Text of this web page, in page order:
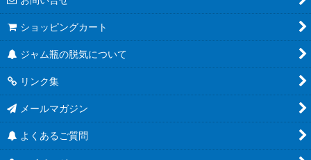
角びん全て
マヨネーズびん
お酒のテイクアウト容器
人気のハーバリウム瓶
ショッピングカート
ジャム瓶の脱気について
リンク集
メールマガジン
よくあるご質問